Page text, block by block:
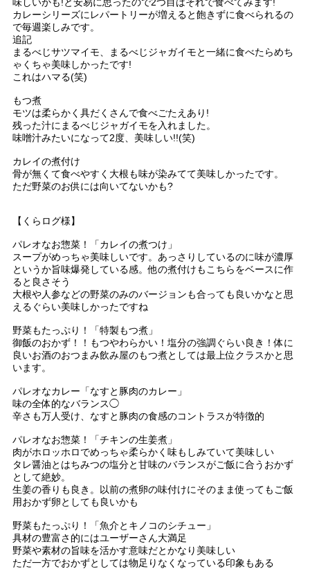
カレーシリーズにレパートリーが増えると飽きずに食べられるの
で毎週楽しみです。
追記
まるべじサツマイモ、まるべじジャガイモと一緒に食べたらめち
ゃくちゃ美味しかったです!
これはハマる(笑)
もつ煮
モツは柔らかく具だくさんで食べごたえあり!
残った汁にまるべじジャガイモを入れました。
味噌汁みたいになって2度、美味しい!!(笑)
カレイの煮付け
骨が無くて食べやすく大根も味が染みてて美味しかったです。
ただ野菜のお供には向いてないかも?
【くらログ様】
パレオなお惣菜！「カレイの煮つけ」
スープがめっちゃ美味しいです。あっさりしているのに味が濃厚
というか旨味爆発している感。他の煮付けもこちらをベースに作
ると良さそう
大根や人参などの野菜のみのバージョンも合っても良いかなと思
えるぐらい美味しかったですね
野菜もたっぷり！「特製もつ煮」
御飯のおかず！！もつやわらかい！塩分の強調ぐらい良き！体に
良いお酒のおつまみ飲み屋のもつ煮としては最上位クラスかと思
います。
パレオなカレー「なすと豚肉のカレー」
味の全体的なバランス◯
辛さも万人受け、なすと豚肉の食感のコントラスが特徴的
パレオなお惣菜！「チキンの生姜煮」
肉がホロッホロでめっちゃ柔らかく味もしみていて美味しい
タレ醤油とはちみつの塩分と甘味のバランスがご飯に合うおかず
として絶妙。
生姜の香りも良き。以前の煮卵の味付けにそのまま使ってもご飯
用おかず卵としても良いかも
野菜もたっぷり！「魚介とキノコのシチュー」
具材の豊富さ的にはユーザーさん大満足
野菜や素材の旨味を活かす意味だとかなり美味しい
ただ一方でおかずとしては物足りなくなっている印象もある